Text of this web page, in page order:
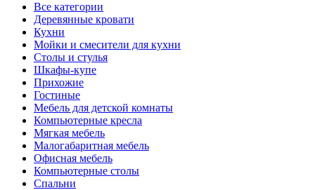
Все категории
Деревянные кровати
Кухни
Мойки и смесители для кухни
Столы и стулья
Шкафы-купе
Прихожие
Гостиные
Мебель для детской комнаты
Компьютерные кресла
Мягкая мебель
Малогабаритная мебель
Офисная мебель
Компьютерные столы
Спальни